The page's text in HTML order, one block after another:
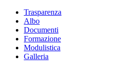
Trasparenza
Albo
Documenti
Formazione
Modulistica
Galleria